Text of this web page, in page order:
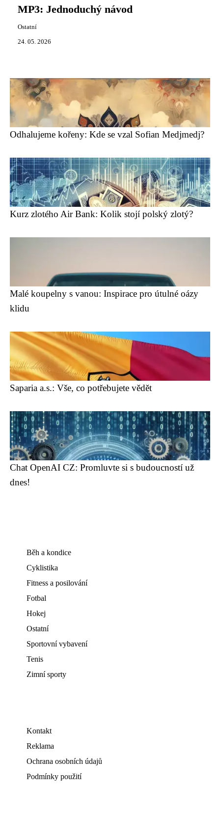
MP3: Jednoduchý návod
Ostatní
24. 05. 2026
Odhalujeme kořeny: Kde se vzal Sofian Medjmedj?
Kurz zlotého Air Bank: Kolik stojí polský zlotý?
Malé koupelny s vanou: Inspirace pro útulné oázy
klidu
Saparia a.s.: Vše, co potřebujete vědět
Chat OpenAI CZ: Promluvte si s budoucností už
dnes!
Běh a kondice
Cyklistika
Fitness a posilování
Fotbal
Hokej
Ostatní
Sportovní vybavení
Tenis
Zimní sporty
Kontakt
Reklama
Ochrana osobních údajů
Podmínky použití